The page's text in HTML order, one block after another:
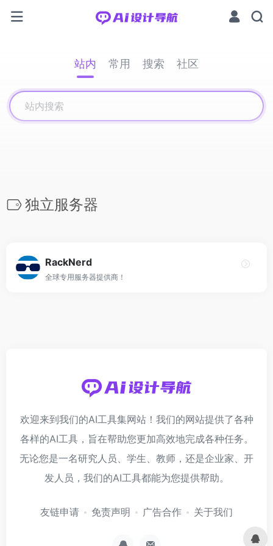
站内 常用 搜索 社区
独立服务器
RackNerd
全球专用服务器提供商！
欢迎来到我们的AI工具集网站！我们的网站提供了各种
各样的AI工具，旨在帮助您更加高效地完成各种任务。
无论您是一名研究人员、学生、教师，还是企业家、开
发人员，我们的AI工具都能为您提供帮助。
友链申请 免责声明 广告合作 关于我们